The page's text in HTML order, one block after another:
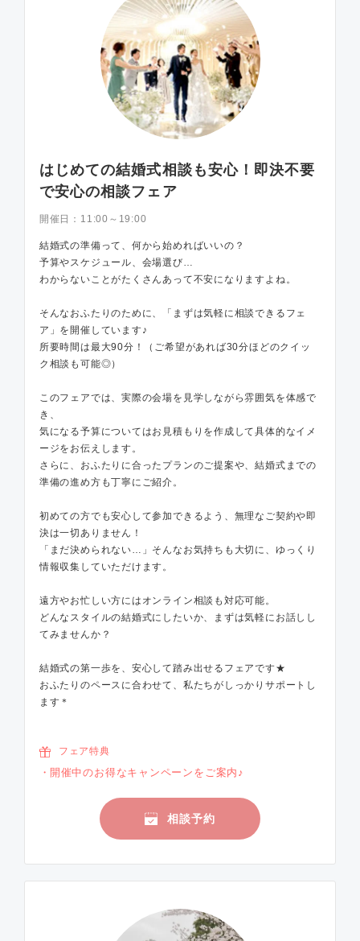
はじめての結婚式相談も安心！即決不要
で安心の相談フェア
開催日： 11:00～19:00
結婚式の準備って、何から始めればいいの？
予算やスケジュール、会場選び…
わからないことがたくさんあって不安になりますよね。
そんなおふたりのために、「まずは気軽に相談できるフェ
ア」を開催しています♪
所要時間は最大90分！（ご希望があれば30分ほどのクイッ
ク相談も可能◎）
このフェアでは、実際の会場を見学しながら雰囲気を体感で
き、
気になる予算についてはお見積もりを作成して具体的なイメ
ージをお伝えします。
さらに、おふたりに合ったプランのご提案や、結婚式までの
準備の進め方も丁寧にご紹介。
初めての方でも安心して参加できるよう、無理なご契約や即
決は一切ありません！
「まだ決められない…」そんなお気持ちも大切に、ゆっくり
情報収集していただけます。
遠方やお忙しい方にはオンライン相談も対応可能。
どんなスタイルの結婚式にしたいか、まずは気軽にお話しし
てみませんか？
結婚式の第一歩を、安心して踏み出せるフェアです★
おふたりのペースに合わせて、私たちがしっかりサポートし
ます＊
フェア特典
開催中のお得なキャンペーンをご案内♪
相談予約